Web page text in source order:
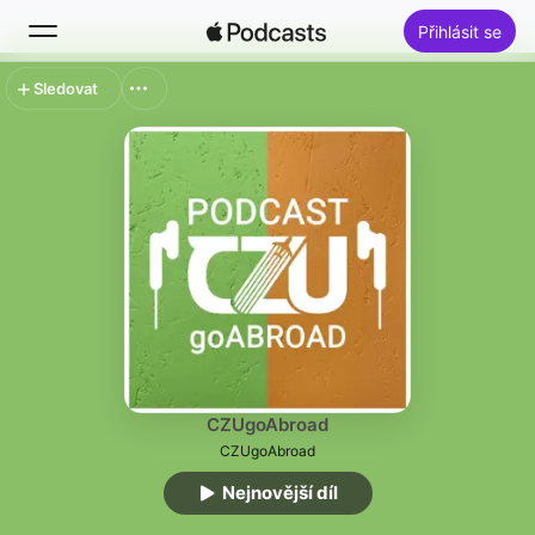
Přihlásit se
Hledat
Novinky
CZUgoAbroad
CZUgoAbroad
Nejnovější díl
Sledovat